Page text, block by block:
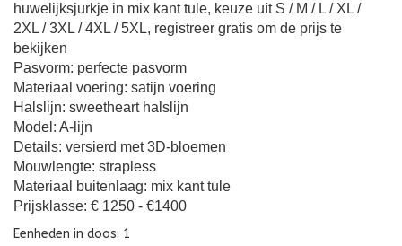
huwelijksjurkje in mix kant tule, keuze uit S / M / L / XL /
2XL / 3XL / 4XL / 5XL, registreer gratis om de prijs te
bekijken
Pasvorm: perfecte pasvorm
Materiaal voering: satijn voering
Halslijn: sweetheart halslijn
Model: A-lijn
Details: versierd met 3D-bloemen
Mouwlengte: strapless
Materiaal buitenlaag: mix kant tule
Prijsklasse: € 1250 - €1400
Eenheden in doos: 1